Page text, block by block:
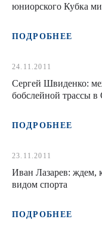
юниорского Кубка
ПОДРОБНЕЕ
24.11.2011
Сергей Швиденко:
бобслейной трассы в
ПОДРОБНЕЕ
23.11.2011
Иван Лазарев: ждем,
видом спорта
ПОДРОБНЕЕ